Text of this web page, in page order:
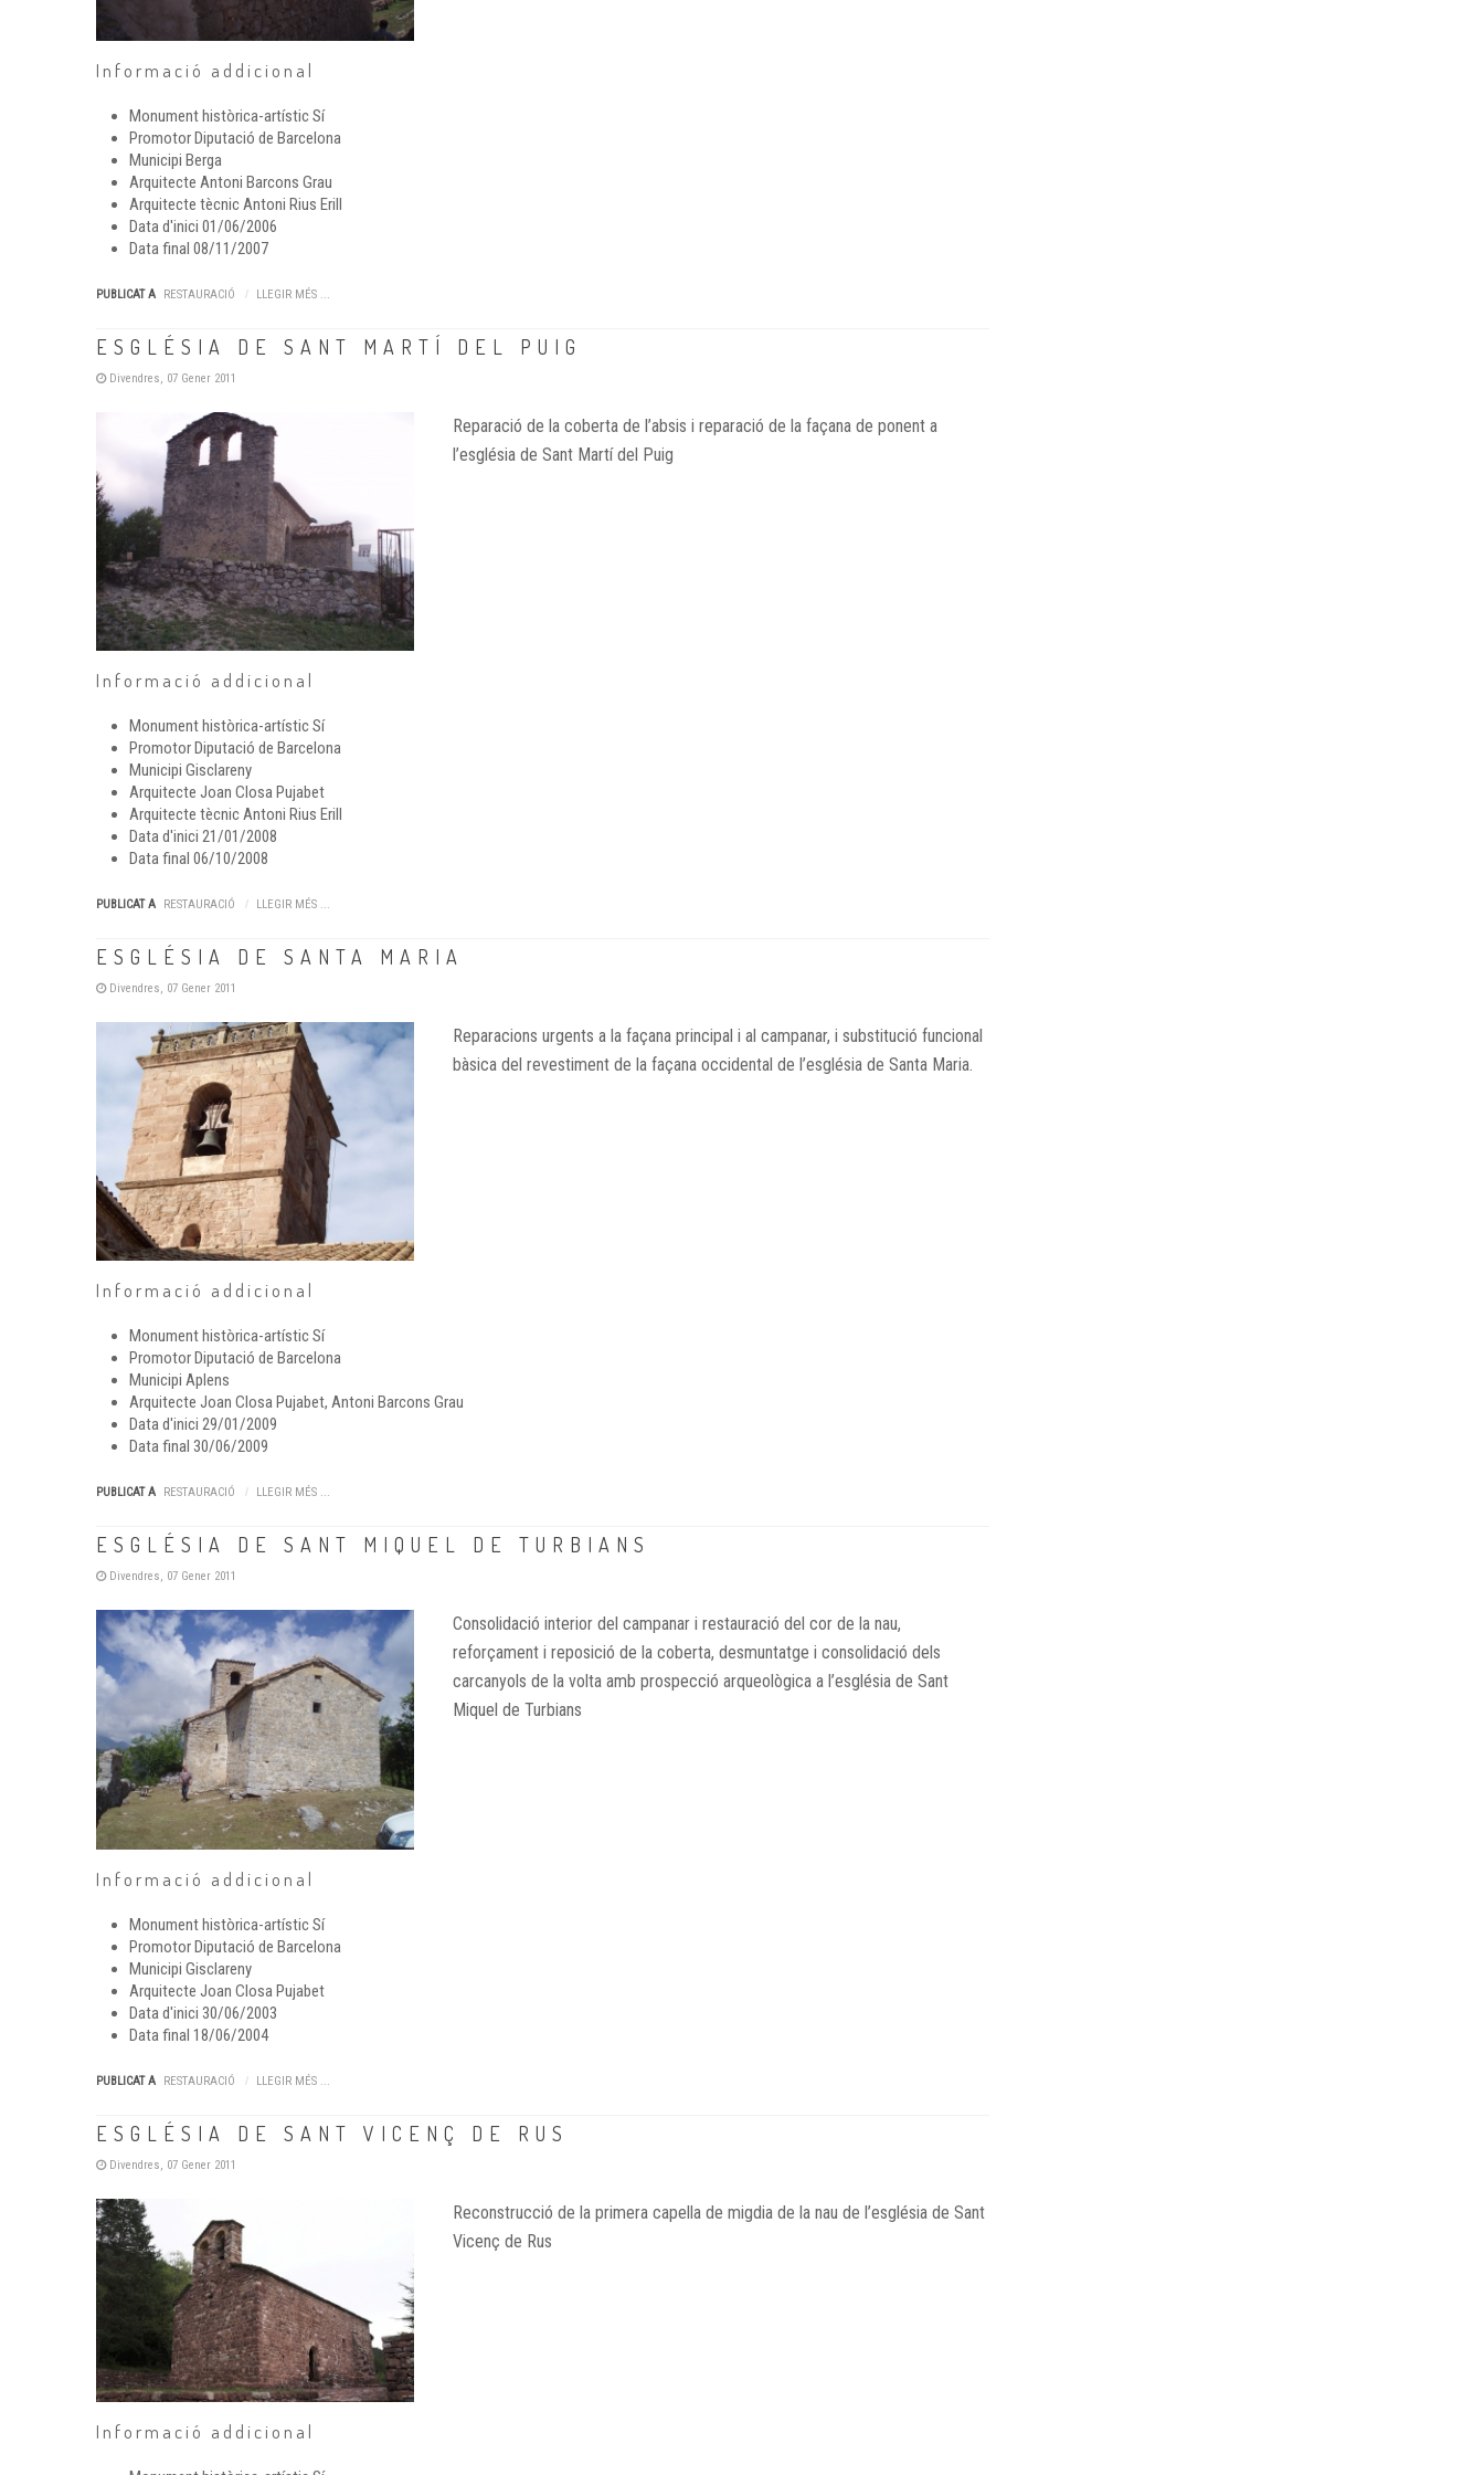
Informació addicional
Monument històrica-artísticSí
PromotorDiputació de Barcelona
Municipi Berga
Arquitecte Antoni Barcons Grau
Arquitecte tècnicAntoni Rius Erill
Data d'inici 01/06/2006
Data final 08/11/2007
PUBLICAT A RESTAURACIÓ LLEGIR MÉS ...
ESGLÉSIA DE SANT MARTÍ DEL PUIG
Divendres, 07 Gener 2011
Reparació de la coberta de l’absis i reparació de la façana de ponent a
l’església de Sant Martí del Puig
Informació addicional
Monument històrica-artísticSí
PromotorDiputació de Barcelona
Municipi Gisclareny
Arquitecte Joan Closa Pujabet
Arquitecte tècnicAntoni Rius Erill
Data d'inici 21/01/2008
Data final 06/10/2008
PUBLICAT A RESTAURACIÓ LLEGIR MÉS ...
ESGLÉSIA DE SANTA MARIA
Divendres, 07 Gener 2011
Reparacions urgents a la façana principal i al campanar, i substitució funcional
bàsica del revestiment de la façana occidental de l’església de Santa Maria.
Informació addicional
Monument històrica-artísticSí
Promotor Diputació de Barcelona
Municipi Aplens
Arquitecte Joan Closa Pujabet, Antoni Barcons Grau
Data d'inici 29/01/2009
Data final 30/06/2009
PUBLICAT A RESTAURACIÓ LLEGIR MÉS ...
ESGLÉSIA DE SANT MIQUEL DE TURBIANS
Divendres, 07 Gener 2011
Consolidació interior del campanar i restauració del cor de la nau,
reforçament i reposició de la coberta, desmuntatge i consolidació dels
carcanyols de la volta amb prospecció arqueològica a l’església de Sant
Miquel de Turbians
Informació addicional
Monument històrica-artísticSí
PromotorDiputació de Barcelona
Municipi Gisclareny
Arquitecte Joan Closa Pujabet
Data d'inici 30/06/2003
Data final 18/06/2004
PUBLICAT A RESTAURACIÓ LLEGIR MÉS ...
ESGLÉSIA DE SANT VICENÇ DE RUS
Divendres, 07 Gener 2011
Reconstrucció de la primera capella de migdia de la nau de l’església de Sant
Vicenç de Rus
Informació addicional